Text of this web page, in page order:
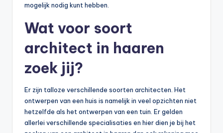
mogelijk nodig kunt hebben.
Wat voor soort
architect in haaren
zoek jij?
Er zijn talloze verschillende soorten architecten. Het
ontwerpen van een huis is namelijk in veel opzichten niet
hetzelfde als het ontwerpen van een tuin. Er gelden
allerlei verschillende specialisaties en hier dien je bij het